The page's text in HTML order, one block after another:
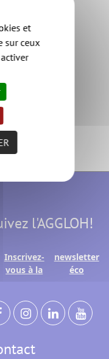
l'AGGLOH!
Inscrivez-
vous à la
newsletter
éco
et
sur ceux